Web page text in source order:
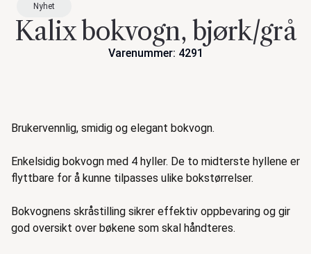
Nyhet
Kalix bokvogn, bjørk/grå
Varenummer: 4291
Beskrivelse
Brukervennlig, smidig og elegant bokvogn.
Enkelsidig bokvogn med 4 hyller. De to midterste hyllene er
flyttbare for å kunne tilpasses ulike bokstørrelser.
Bokvognens skråstilling sikrer effektiv oppbevaring og gir
god oversikt over bøkene som skal håndteres.